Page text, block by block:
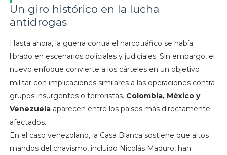
Un giro histórico en la lucha
antidrogas
Hasta ahora, la guerra contra el narcotráfico se había
librado en escenarios policiales y judiciales. Sin embargo, el
nuevo enfoque convierte a los cárteles en un objetivo
militar con implicaciones similares a las operaciones contra
grupos insurgentes o terroristas. Colombia, México y
Venezuelaaparecen entre los países más directamente
afectados.
En el caso venezolano, la Casa Blanca sostiene que altos
mandos del chavismo, incluido Nicolás Maduro, han